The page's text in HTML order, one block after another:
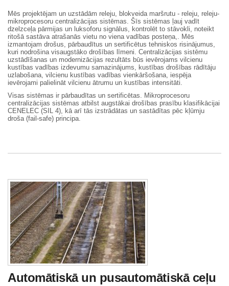
Mēs projektējam un uzstādām releju, blokveida maršrutu - releju, releju-
mikroprocesoru centralizācijas sistēmas. Šīs sistēmas ļauj vadīt
dzelzceļa pārmijas un luksoforu signālus, kontrolēt to stāvokli, noteikt
ritošā sastāva atrašanās vietu no viena vadības posteņa,. Mēs
izmantojam drošus, pārbaudītus un sertificētus tehniskos risinājumus,
kuri nodrošina visaugstāko drošības līmeni. Centralizācijas sistēmu
uzstādīšanas un modernizācijas rezultāts būs ievērojams vilcienu
kustības vadības izdevumu samazinājums, kustības drošības rādītāju
uzlabošana, vilcienu kustības vadības vienkāršošana, iespēja
ievērojami palielināt vilcienu ātrumu un kustības intensitāti.
Visas sistēmas ir pārbaudītas un sertificētas. Mikroprocesoru
centralizācijas sistēmas atbilst augstākai drošības prasību klasifikācijai
CENELEC (SIL 4), kā arī tās izstrādātas un sastādītas pēc kļūmju
droša (fail-safe) principa.
Automātiskā un pusautomātiskā ceļu